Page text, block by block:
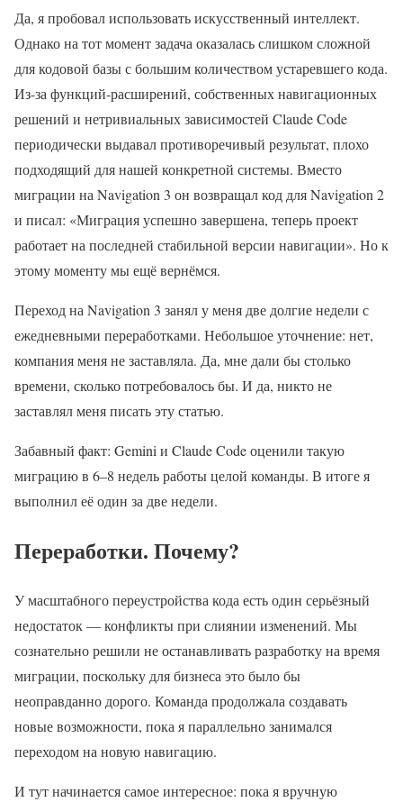
Да, я пробовал использовать искусственный интеллект.
Однако на тот момент задача оказалась слишком сложной
для кодовой базы с большим количеством устаревшего кода.
Из-за функций-расширений, собственных навигационных
решений и нетривиальных зависимостей Claude Code
периодически выдавал противоречивый результат, плохо
подходящий для нашей конкретной системы. Вместо
миграции на Navigation 3 он возвращал код для Navigation 2
и писал: «Миграция успешно завершена, теперь проект
работает на последней стабильной версии навигации». Но к
этому моменту мы ещё вернёмся.
Переход на Navigation 3 занял у меня две долгие недели с
ежедневными переработками. Небольшое уточнение: нет,
компания меня не заставляла. Да, мне дали бы столько
времени, сколько потребовалось бы. И да, никто не
заставлял меня писать эту статью.
Забавный факт: Gemini и Claude Code оценили такую
миграцию в 6–8 недель работы целой команды. В итоге я
выполнил её один за две недели.
Переработки. Почему?
У масштабного переустройства кода есть один серьёзный
недостаток — конфликты при слиянии изменений. Мы
сознательно решили не останавливать разработку на время
миграции, поскольку для бизнеса это было бы
неоправданно дорого. Команда продолжала создавать
новые возможности, пока я параллельно занимался
переходом на новую навигацию.
И тут начинается самое интересное: пока я вручную